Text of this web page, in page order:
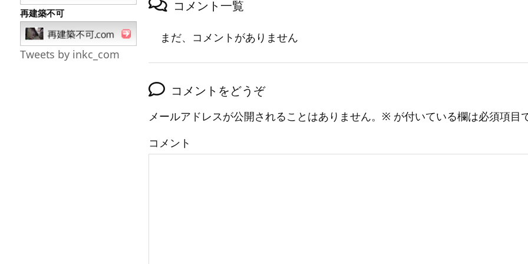
コメント一覧
まだ、コメントがありません
コメントをどうぞ
メールアドレスが公開されることはありません。 ※ が付いている欄は必須項目
コメント
再建築不可
Tweets by inkc_com